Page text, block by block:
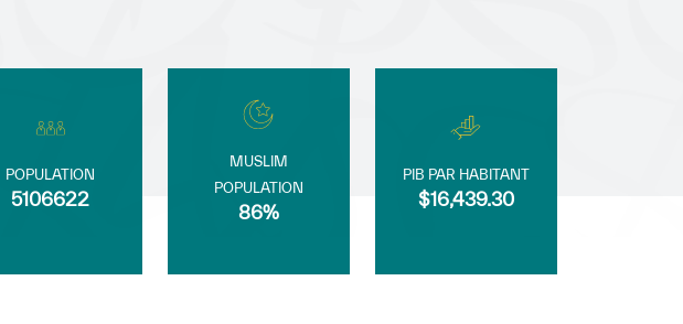
POPULATION
5106622
MUSLIM
POPULATION
86%
PIB PAR HABITANT
$16,439.30